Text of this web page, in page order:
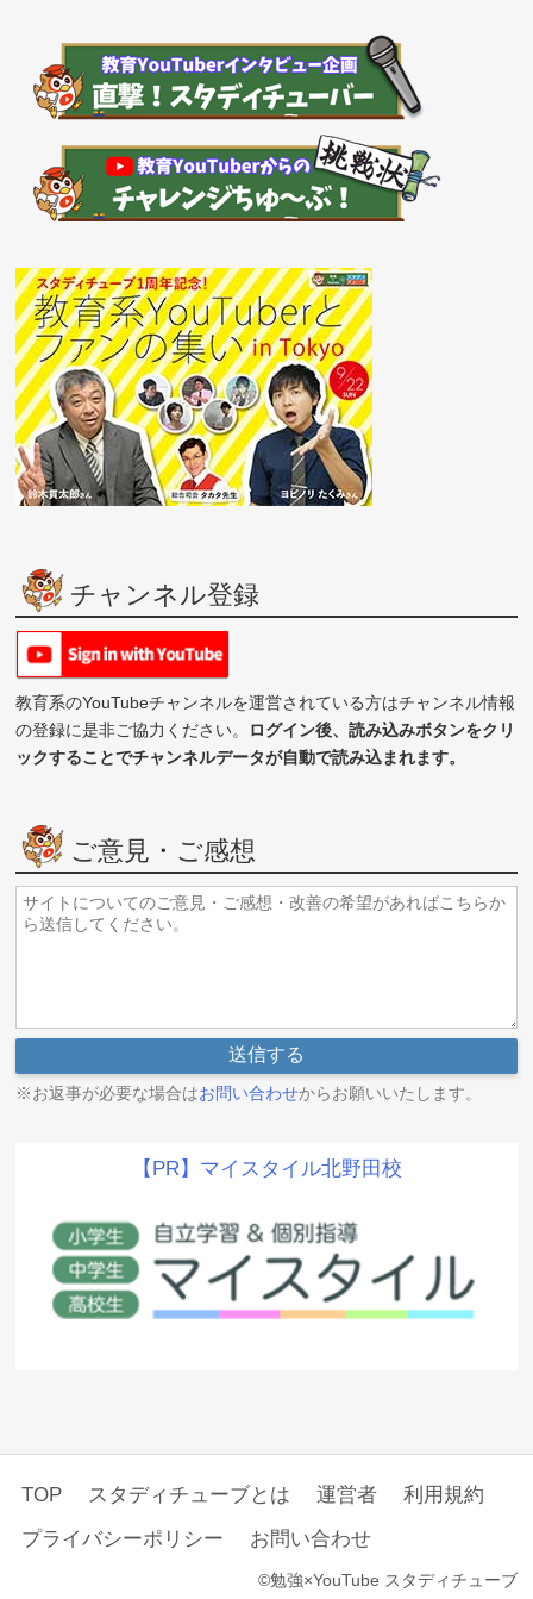
チャンネル登録
教育系のYouTubeチャンネルを運営されている方はチャンネル情報
の登録に是非ご協力ください。 ログイン後、読み込みボタンをクリ
ックすることでチャンネルデータが自動で読み込まれます。
ご意見・ご感想
※お返事が必要な場合はお問い合わせからお願いいたします。
【PR】マイスタイル北野田校
TOP スタディチューブとは 運営者
利用規約
プライバシーポリシー
お問い合わせ
©勉強×YouTube スタディチューブ